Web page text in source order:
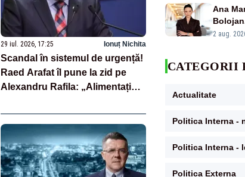
29 iul. 2026, 17:25 Ionuț Nichita
Scandal în sistemul de urgență!
Raed Arafat îl pune la zid pe
Alexandru Rafila: „Alimentați
Ana
2 aug.
CATEGORII
Actualitate
Politica Interna -
Politica Interna -
Politica Externa